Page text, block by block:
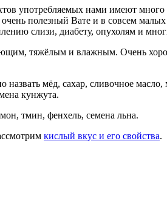
употребляемых нами имеют
очень полезный Вате и в совсем
слизи, диабету, опухолям и
тяжёлым и влажным. Очень
мёд, сахар, сливочное
кунжута.
тмин, фенхель, семена льна.
кислый вкус и его свойства.